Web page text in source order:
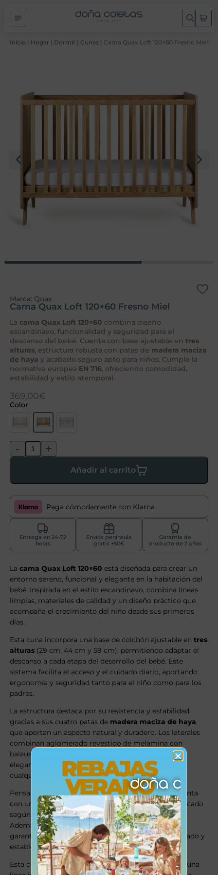
Inicio | Hogar | Dormir | Cunas | Cama Quax Loft 120×60 Fresno Miel
Marca: Quax
Cama Quax Loft 120×60 Fresno Miel
La cama Quax Loft 120×60 combina diseño
escandinavo, funcionalidad y seguridad para el
descanso del bebé. Cuenta con base ajustable en tres
alturas, estructura robusta con patas de madera maciza
de haya y acabado seguro apto para niños. Cumple la
normativa europea EN 716, ofreciendo comodidad,
estabilidad y estilo atemporal.
369,00€
Color
- +
Añadir al carrito
Paga cómodamente con Klarna
Entrega en 24-72
horas
Envíos península
gratis +50€
Garantía de
producto de 2 años
La cama Quax Loft 120×60 está diseñada para crear un
entorno sereno, funcional y elegante en la habitación del
bebé. Inspirada en el estilo escandinavo, combina líneas
limpias, materiales de calidad y un diseño práctico que
acompaña el crecimiento del niño desde sus primeros
días.
Esta cuna incorpora una base de colchón ajustable en tres
alturas (29 cm, 44 cm y 59 cm), permitiendo adaptar el
descanso a cada etapa del desarrollo del bebé. Este
sistema facilita el acceso y el cuidado diario, aportando
ergonomía y seguridad tanto para el niño como para los
padres.
La estructura destaca por su resistencia y estabilidad
gracias a sus cuatro patas de madera maciza de haya,
que aportan un aspecto natural y duradero. Los laterales
combinan aglomerado revestido de melamina con
balaustres de madera maciza, creando una estética
elegante y atemporal que se integra fácilmente en
cualquier decoración infantil.
Pensando en la máxima seguridad, la cama Loft cuenta
con un lacado de poliuretano apto para niños, certificado
según la normaEN 71-3, libre de sustancias nocivas.
Además, cumple con la normativa europeaEN 716
garantizando un entorno de descanso seguro, ventilado y
estable.
Esta cuna forma parte de la colección Loft de Quax, una
REBAJAS
VERANO